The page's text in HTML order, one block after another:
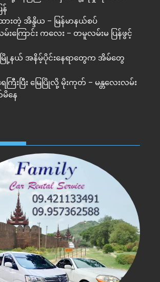
ားတဲ့ အိန္ဒိယ – မြန်မာနယ်စပ်
ကြောင်း ကလေး – တမူလမ်းမ ပြန်ဖွင့်
းမြို့နယ် အနိမ့်ပိုင်းနေရာတွေက အိမ်​တွေ
ြီးပြီး မြေပြိုလို့ မိုးကုတ် – မန္တလေးလမ်း
နေ